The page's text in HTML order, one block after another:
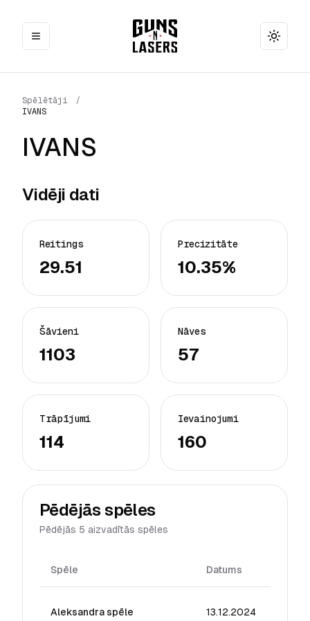
Toggle
Spēlētāji
/
IVANS
IVANS
Vidēji dati
Reitings
29.51
Precizitāte
10.35%
Šāvieni
1103
Nāves
57
Trāpījumi
114
Ievainojumi
160
Pēdējās spēles
Pēdējās 5 aizvadītās spēles
Spēle Datums
Aleksandra spēle 13.12.2024